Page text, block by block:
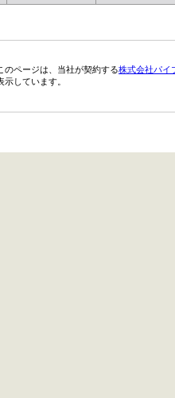
のページは、当社が契約する株式会社パイ
示しています。